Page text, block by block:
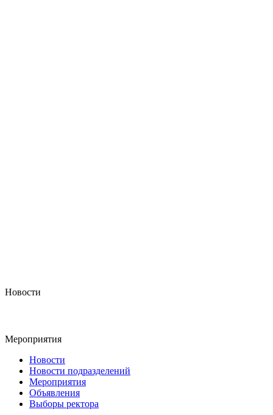
Новости
Мероприятия
Новости
Новости подразделений
Мероприятия
Объявления
Выборы ректора